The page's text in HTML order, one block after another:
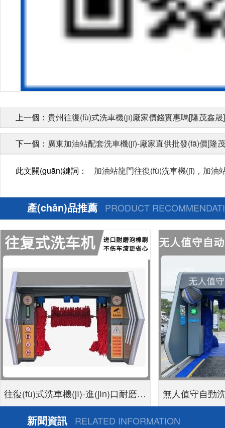
上一個： 貴州往復(fù)式洗車機(jī)廠家價錢實惠嗎[隆茂鑫晟]
下一個： 廣東加油站配套洗車機(jī)-廠家直供批發(fā)價[隆
此文關(guān)鍵詞： 加油站龍門往復(fù)洗車機(jī)，加油站
產(chǎn)品推薦 PRODUCT
往復(fù)式洗車機(jī)-進(jìn)口耐磨泡
面刷不傷車漆[隆茂鑫晟]
無人值守自動
小時不停機
新聞資訊 RELATED INFORMATION